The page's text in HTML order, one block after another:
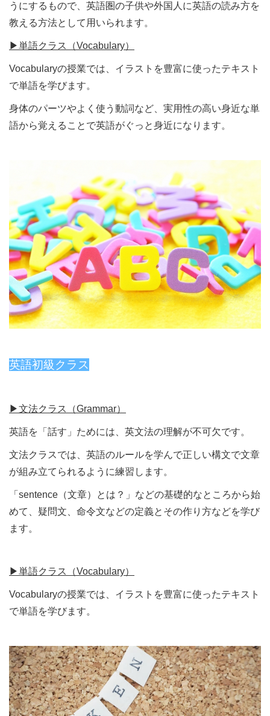
うにするもので、英語圏の子供や外国人に英語の読み方を
教える方法として用いられます。
▶︎単語クラス（Vocabulary）
Vocabularyの授業では、イラストを豊富に使ったテキスト
で単語を学びます。
身体のパーツやよく使う動詞など、実用性の高い身近な単
語から覚えることで英語がぐっと身近になります。
英語初級クラス
▶︎文法クラス（Grammar）
英語を「話す」ためには、英文法の理解が不可欠です。
文法クラスでは、英語のルールを学んで正しい構文で文章
が組み立てられるように練習します。
「sentence（文章）とは？」などの基礎的なところから始
めて、疑問文、命令文などの定義とその作り方などを学び
ます。
▶︎単語クラス（Vocabulary）
Vocabularyの授業では、イラストを豊富に使ったテキスト
で単語を学びます。